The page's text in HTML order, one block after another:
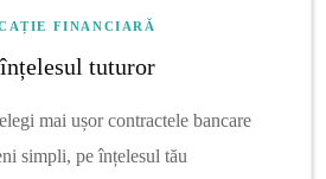
FINANCIARĂ
tuturor
mai ușor contractele bancare
simpli, pe înțelesul tău